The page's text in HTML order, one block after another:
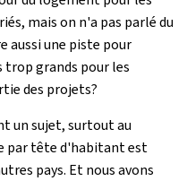
mais on n'a pas parlé du
aussi une piste pour
trop grands pour les
des projets?
un sujet, surtout au
par tête d'habitant est
pays. Et nous avons